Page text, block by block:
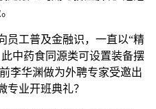
工普及金融识，一直以“精
中药食同源类可设置装备摆
李华渊做为外聘专家受邀出
专业开班典礼？